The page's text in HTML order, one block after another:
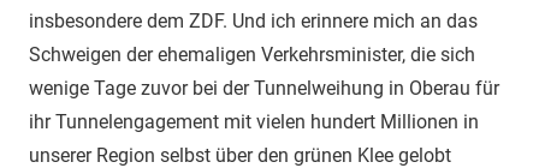
insbesondere dem ZDF. Und ich erinnere mich an das
Schweigen der ehemaligen Verkehrsminister, die sich
wenige Tage zuvor bei der Tunnelweihung in Oberau für
ihr Tunnelengagement mit vielen hundert Millionen in
unserer Region selbst über den grünen Klee gelobt